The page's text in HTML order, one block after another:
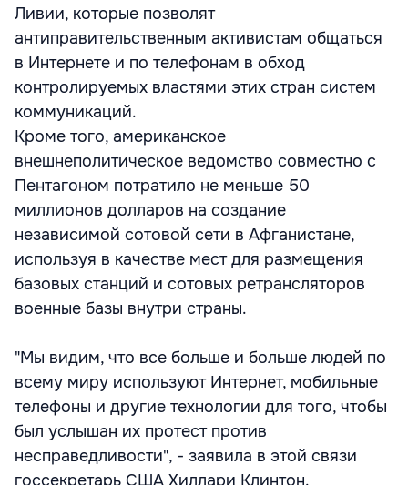
Ливии, которые позволят
антиправительственным активистам общаться
в Интернете и по телефонам в обход
контролируемых властями этих стран систем
коммуникаций.
Кроме того, американское
внешнеполитическое ведомство совместно с
Пентагоном потратило не меньше 50
миллионов долларов на создание
независимой сотовой сети в Афганистане,
используя в качестве мест для размещения
базовых станций и сотовых ретрансляторов
военные базы внутри страны.
"Мы видим, что все больше и больше людей по
всему миру используют Интернет, мобильные
телефоны и другие технологии для того, чтобы
был услышан их протест против
несправедливости", - заявила в этой связи
госсекретарь США Хиллари Клинтон.